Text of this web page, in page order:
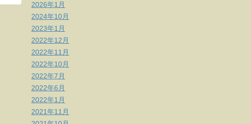
2026年1月
2024年10月
2023年1月
2022年12月
2022年11月
2022年10月
2022年7月
2022年6月
2022年1月
2021年11月